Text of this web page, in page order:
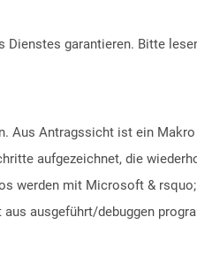
Dienstes garantieren. Bitte
Aus Antragssicht ist ein Makro
aufgezeichnet, die
werden mit Microsoft &
ausgeführt/debuggen